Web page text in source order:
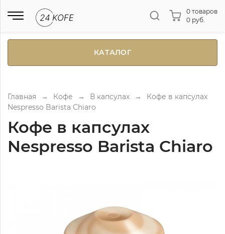
0 товаров
0 руб.
КАТАЛОГ
Главная → Кофе → В капсулах →
Кофе в капсулах
Nespresso Barista Chiaro
Кофе в капсулах
Nespresso Barista Chiaro